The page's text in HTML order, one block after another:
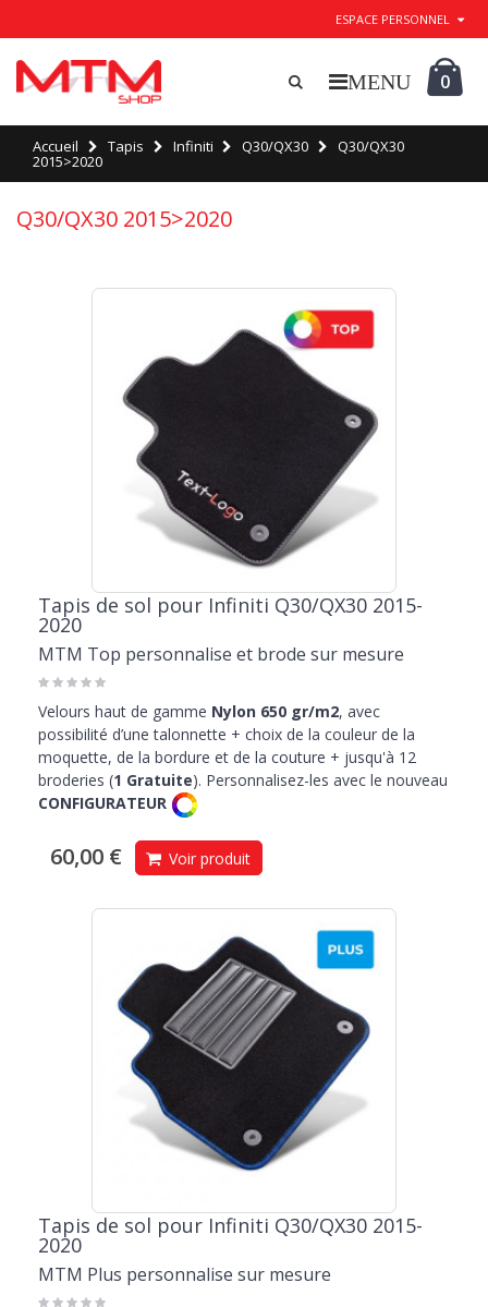
ESPACE PERSONNEL
0
Accueil Tapis Infiniti Q30/QX30 Q30/QX30
2015>2020
Q30/QX30 2015>2020
Tapis de sol pour Infiniti Q30/QX30 2015-
2020
MTM Top personnalise et brode sur mesure
Velours haut de gamme Nylon 650 gr/m2, avec
possibilité d’une talonnette + choix de la couleur de la
moquette, de la bordure et de la couture + jusqu'à 12
broderies (1 Gratuite). Personnalisez-les avec le nouveau
CONFIGURATEUR
60,00 € Voir produit
Tapis de sol pour Infiniti Q30/QX30 2015-
2020
MTM Plus personnalise sur mesure